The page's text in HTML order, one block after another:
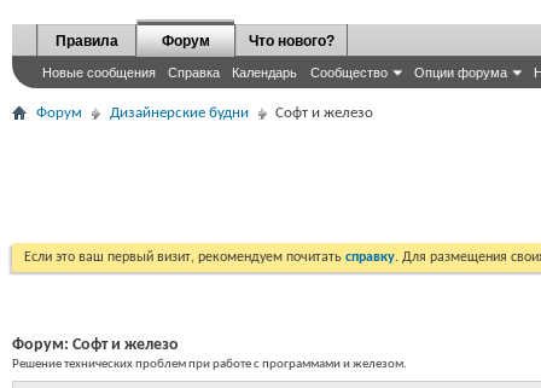
Правила Форум
Новые сообщения Справка Календарь Сообщество Опции форума
Что нового?
Форум Дизайнерские будни Софт и железо
Если это ваш первый визит, рекомендуем почитать справку. Для размещения
Форум: Софт и железо
Решение технических проблем при работе с программами и железом.